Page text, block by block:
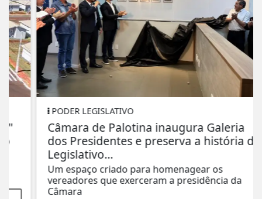
PODER LEGISLATIVO
Câmara de Palotina inaugura Galeria
dos Presidentes e preserva a história do
Legislativo...
Um espaço criado para homenagear os
vereadores que exerceram a presidência da
Câmara